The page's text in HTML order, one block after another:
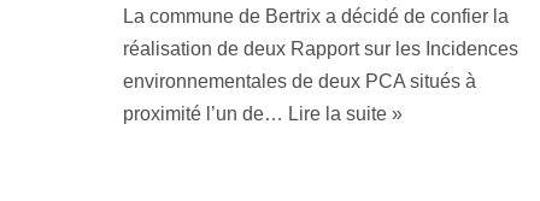
La commune de Bertrix a décidé de confier la
réalisation de deux Rapport sur les Incidences
environnementales de deux PCA situés à
proximité l’un de… Lire la suite »